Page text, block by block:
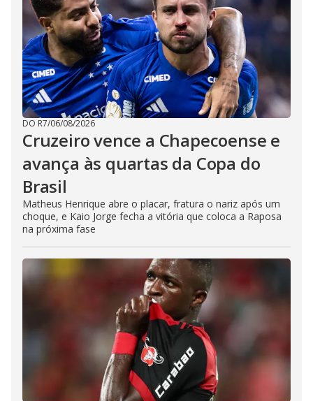
DO R7/06/08/2026
Cruzeiro vence a Chapecoense e
avança às quartas da Copa do
Brasil
Matheus Henrique abre o placar, fratura o nariz após um
choque, e Kaio Jorge fecha a vitória que coloca a Raposa
na próxima fase